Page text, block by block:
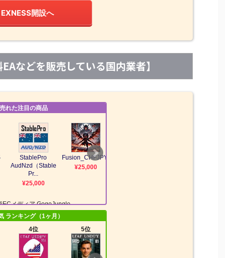
EXNESS開設へ
などを販売している国内業者】